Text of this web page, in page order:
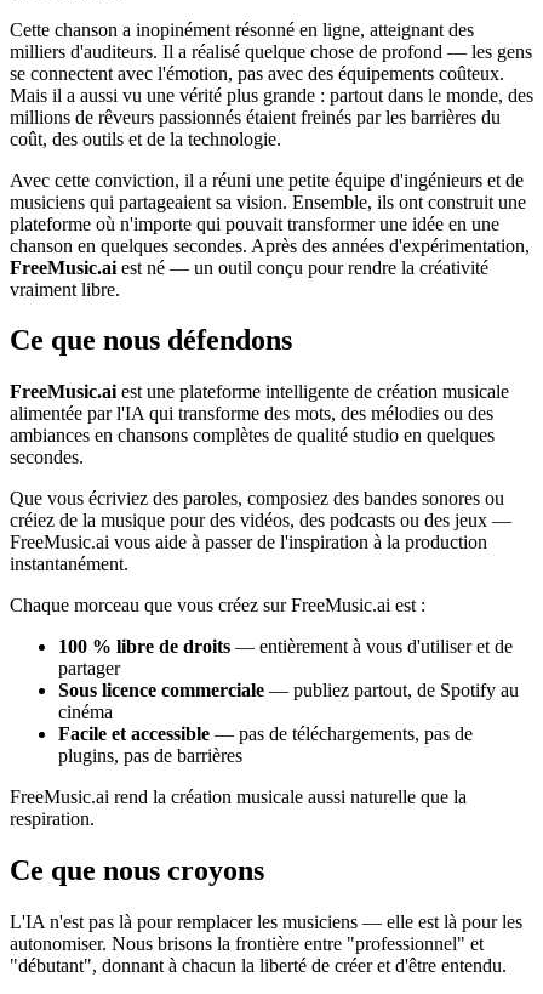
Cette chanson a inopinément résonné en ligne, atteignant des
milliers d'auditeurs. Il a réalisé quelque chose de profond — les gens
se connectent avec l'émotion, pas avec des équipements coûteux.
Mais il a aussi vu une vérité plus grande : partout dans le monde, des
millions de rêveurs passionnés étaient freinés par les barrières du
coût, des outils et de la technologie.
Avec cette conviction, il a réuni une petite équipe d'ingénieurs et de
musiciens qui partageaient sa vision. Ensemble, ils ont construit une
plateforme où n'importe qui pouvait transformer une idée en une
chanson en quelques secondes. Après des années d'expérimentation,
FreeMusic.ai est né — un outil conçu pour rendre la créativité
vraiment libre.
Ce que nous défendons
FreeMusic.ai est une plateforme intelligente de création musicale
alimentée par l'IA qui transforme des mots, des mélodies ou des
ambiances en chansons complètes de qualité studio en quelques
secondes.
Que vous écriviez des paroles, composiez des bandes sonores ou
créiez de la musique pour des vidéos, des podcasts ou des jeux —
FreeMusic.ai vous aide à passer de l'inspiration à la production
instantanément.
Chaque morceau que vous créez sur FreeMusic.ai est :
100 % libre de droits — entièrement à vous d'utiliser et de
partager
Sous licence commerciale — publiez partout, de Spotify au
cinéma
Facile et accessible — pas de téléchargements, pas de
plugins, pas de barrières
FreeMusic.ai rend la création musicale aussi naturelle que la
respiration.
Ce que nous croyons
L'IA n'est pas là pour remplacer les musiciens — elle est là pour les
autonomiser. Nous brisons la frontière entre "professionnel" et
"débutant", donnant à chacun la liberté de créer et d'être entendu.